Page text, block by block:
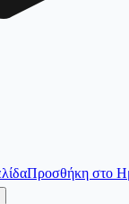
Προσθήκη στο